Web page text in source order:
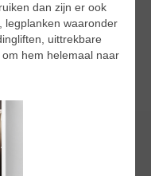
dan zijn er ook
legplanken waaronder
uittrekbare
hem helemaal naar